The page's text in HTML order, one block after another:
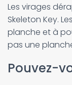
Les virages
Skeleton Key.
planche et à
pas une
Pouvez-